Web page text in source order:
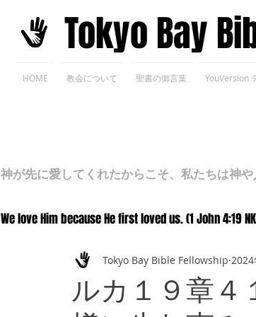
​Tokyo Bay
HOME 教会について 聖書の御言葉 YouVersion
神が先に愛してくれたからこそ、私たちは神
We love Him because He first loved us. (1 John 4:19
ルカ１９章
Tokyo Bay Bible Fellowship